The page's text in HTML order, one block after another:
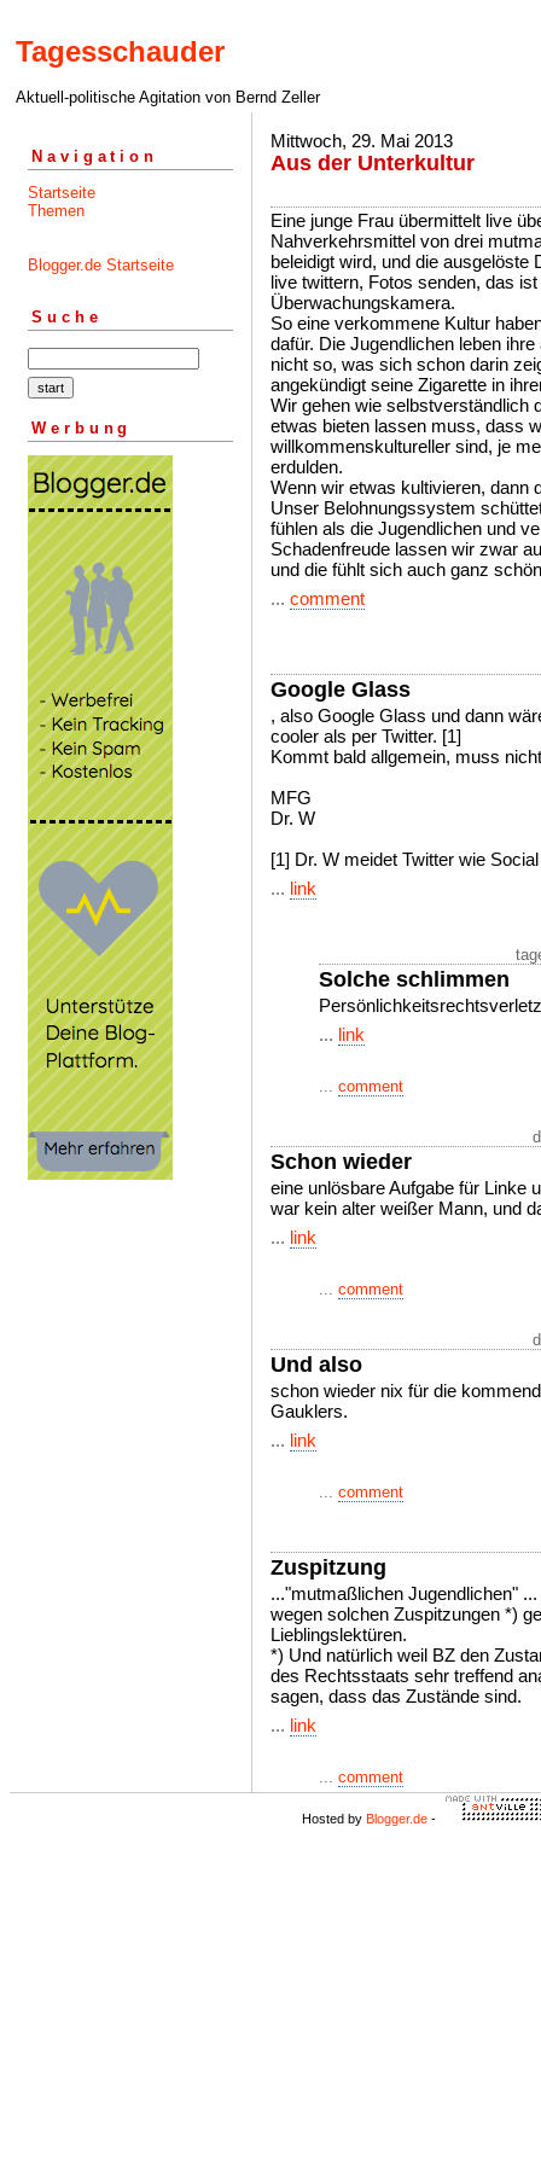
Tagesschauder
Aktuell-politische Agitation von Bernd Zeller
Navigation
Startseite
Themen
Blogger.de Startseite
Suche
Werbung
Mittwoch, 29. Mai 2013
Aus der Unterkultur
Eine junge Frau übermittelt live
Nahverkehrsmittel von drei
beleidigt wird, und die ausgelöste
live twittern, Fotos senden, das
Überwachungskamera.
So eine verkommene Kultur
dafür. Die Jugendlichen leben
nicht so, was sich schon darin
angekündigt seine Zigarette in
Wir gehen wie selbstverständlich
etwas bieten lassen muss, dass
willkommenskultureller sind, je
erdulden.
Wenn wir etwas kultivieren, dann
Unser Belohnungssystem
fühlen als die Jugendlichen und
Schadenfreude lassen wir zwar
und die fühlt sich auch ganz
... comment
Google Glass
, also Google Glass und dann
cooler als per Twitter. [1]
Kommt bald allgemein, muss
MFG
Dr. W
[1] Dr. W meidet Twitter wie
... link
Solche schlimmen
... link
... comment
Schon wieder
eine unlösbare Aufgabe für Linke
war kein alter weißer Mann, und
... link
... comment
Und also
schon wieder nix für die
Gauklers.
... link
... comment
Zuspitzung
..."mutmaßlichen Jugendlichen" ...
wegen solchen Zuspitzungen *)
Lieblingslektüren.
*) Und natürlich weil BZ den
des Rechtsstaats sehr treffend
sagen, dass das Zustände sind.
... link
... comment
Hosted by Blogger.de -